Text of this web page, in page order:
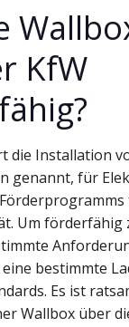
KfW
die Installation
genannt, für
Um förderfähig
bestimmte
Es ist
Wallbox über